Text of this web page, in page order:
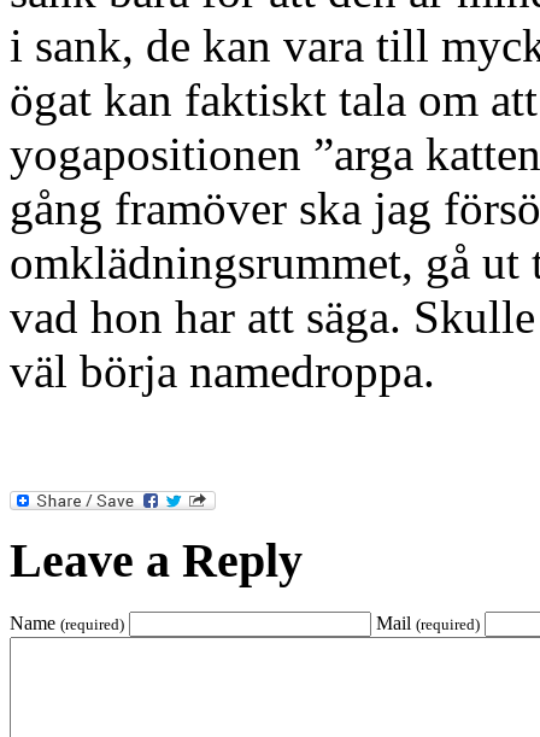
i sank, de kan vara till
ögat kan faktiskt tala om
yogapositionen ”arga
gång framöver ska jag
omklädningsrummet, gå
vad hon har att säga.
väl börja namedroppa.
Leave a Reply
Name (required) Mail (required)